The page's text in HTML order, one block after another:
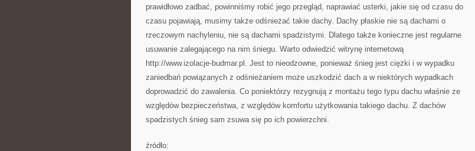
prawidłowo zadbać, powinniśmy robić jego przegląd, naprawiać usterki, jakie się od czasu do
czasu pojawiają, musimy także odśnieżać takie dachy. Dachy płaskie nie są dachami o
rzeczowym nachyleniu, nie są dachami spadzistymi. Dlatego także konieczne jest regularne
usuwanie zalegającego na nim śniegu. Warto odwiedzić witrynę internetową
http://www.izolacje-budmar.pl. Jest to nieodzowne, ponieważ śnieg jest ciężki i w wypadku
zaniedbań powiązanych z odśnieżaniem może uszkodzić dach a w niektórych wypadkach
doprowadzić do zawalenia. Co poniektórzy rezygnują z montażu tego typu dachu właśnie ze
względów bezpieczeństwa, z względów komfortu użytkowania takiego dachu. Z dachów
spadzistych śnieg sam zsuwa się po ich powierzchni.
źródło: